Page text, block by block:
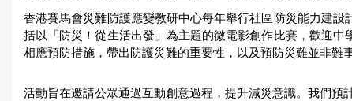
香港賽馬會災難防護應變教研中心每年舉行社區防災能力建
括以「防災！從生活出發」為主題的微電影創作比賽，歡迎
相應預防措施，帶出防護災難的重要性，以及預防災難並非難
活動旨在邀請公眾通過互動創意過程，提升減災意識。我們預